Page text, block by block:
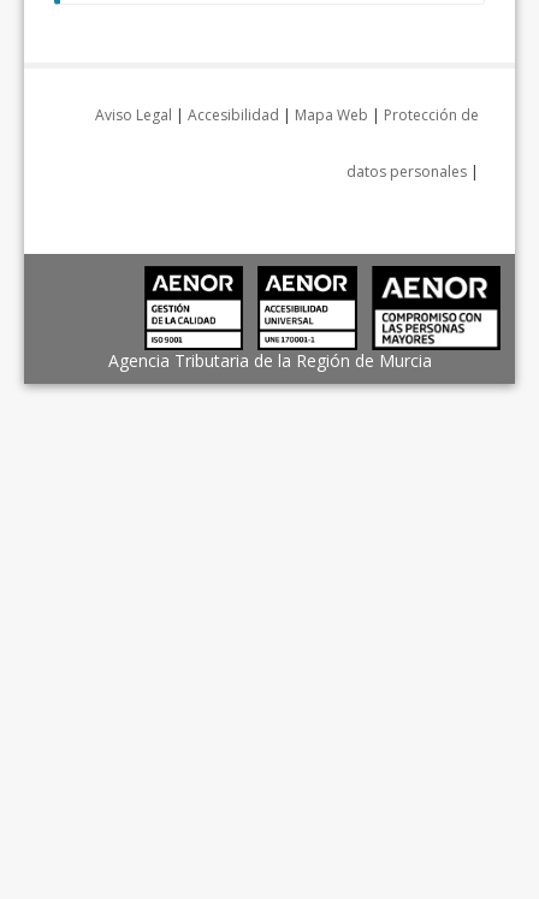
Aviso Legal | Accesibilidad | Mapa Web | Protección de
datos personales |
Agencia Tributaria de la Región de Murcia